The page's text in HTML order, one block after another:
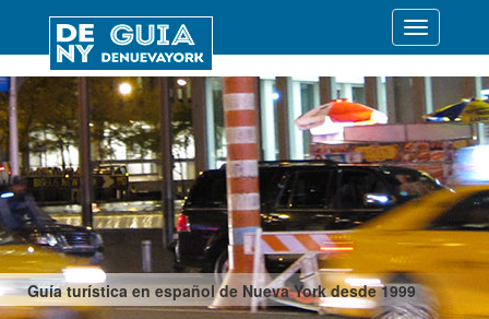
Guía turística en español de Nueva York desde 1999
Desplegar